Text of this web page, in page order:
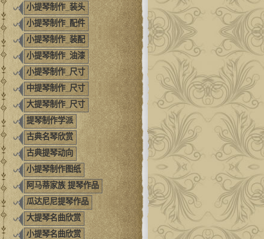
小提琴制作_装头
小提琴制作_配件
小提琴制作_装配
小提琴制作_油漆
小提琴制作_尺寸
中提琴制作_尺寸
大提琴制作_尺寸
提琴制作学派
古典名琴欣赏
古典提琴动向
小提琴制作图纸
阿马蒂家族 提琴作品
瓜达尼尼提琴作品
大提琴名曲欣赏
小提琴名曲欣赏